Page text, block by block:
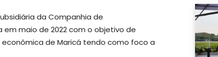
da Companhia de
maio de 2022 com o objetivo de
de Maricá tendo como foco a